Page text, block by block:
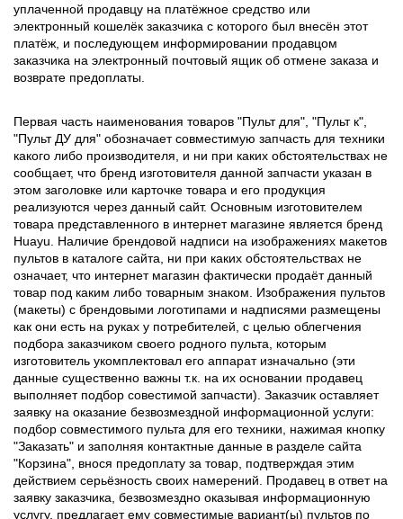
уплаченной продавцу на платёжное средство или
электронный кошелёк заказчика с которого был внесён этот
платёж, и последующем информировании продавцом
заказчика на электронный почтовый ящик об отмене заказа и
возврате предоплаты.
Первая часть наименования товаров "Пульт для", "Пульт к",
"Пульт ДУ для" обозначает совместимую запчасть для техники
какого либо производителя, и ни при каких обстоятельствах не
сообщает, что бренд изготовителя данной запчасти указан в
этом заголовке или карточке товара и его продукция
реализуются через данный сайт. Основным изготовителем
товара представленного в интернет магазине является бренд
Huayu. Наличие брендовой надписи на изображениях макетов
пультов в каталоге сайта, ни при каких обстоятельствах не
означает, что интернет магазин фактически продаёт данный
товар под каким либо товарным знаком. Изображения пультов
(макеты) с брендовыми логотипами и надписями размещены
как они есть на руках у потребителей, с целью облегчения
подбора заказчиком своего родного пульта, которым
изготовитель укомплектовал его аппарат изначально (эти
данные существенно важны т.к. на их основании продавец
выполняет подбор совестимой запчасти). Заказчик оставляет
заявку на оказание безвозмездной информационной услуги:
подбор совместимого пульта для его техники, нажимая кнопку
"Заказать" и заполняя контактные данные в разделе сайта
"Корзина", внося предоплату за товар, подтверждая этим
действием серьёзность своих намерений. Продавец в ответ на
заявку заказчика, безвозмездно оказывая информационную
услугу, предлагает ему совместимые вариант(ы) пультов по